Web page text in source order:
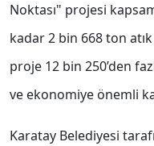
Noktası" projesi
kadar 2 bin 668 ton
proje 12 bin 250’den
ve ekonomiye önemli
Karatay Belediyesi